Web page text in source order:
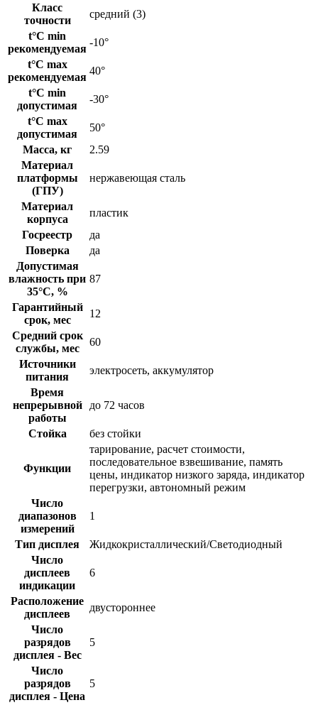
Класс
точности
средний (3)
t°C min
рекомендуемая
-10°
t°C max
рекомендуемая
40°
t°C min
допустимая
-30°
t°C max
допустимая
50°
Масса, кг
2.59
Материал
платформы
(ГПУ)
нержавеющая сталь
Материал
корпуса
пластик
Госреестр
да
Поверка
да
Допустимая
влажность при
35°С, %
87
Гарантийный
срок, мес
12
Средний срок
службы, мес
60
Источники
питания
электросеть, аккумулятор
Время
непрерывной
работы
до 72 часов
Стойка без стойки
Функции
тарирование, расчет стоимости,
последовательное взвешивание, память
цены, индикатор низкого заряда, индикатор
перегрузки, автономный режим
Число
диапазонов
измерений
1
Тип дисплея
Жидкокристаллический/Светодиодный
Число
дисплеев
индикации
6
Расположение
дисплеев
двустороннее
Число
разрядов
дисплея - Вес
5
Число
разрядов
дисплея - Цена
5